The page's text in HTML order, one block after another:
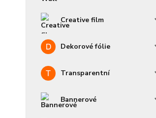
Creative film
Dekorové fólie
Transparentní
Bannerové